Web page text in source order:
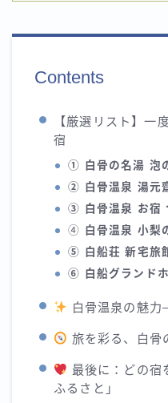
Contents
【厳選リスト】一
宿
① 白骨の名湯 泡
② 白骨温泉 湯元
③ 白骨温泉 お宿
④ 白骨温泉 小梨
⑤ 白船荘 新宅旅
⑥ 白船グランド
白骨温泉の魅
旅を彩る、白骨
最後に：どの宿
ふるさと」